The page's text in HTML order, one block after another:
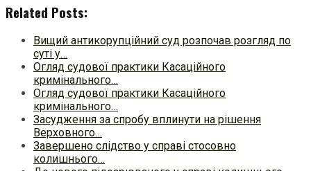
Related Posts:
Вищий антикорупційний суд розпочав розгляд по
суті у…
Огляд судової практики Касаційного
кримінального…
Огляд судової практики Касаційного
кримінального…
Засудження за спробу вплинути на рішення
Верховного…
Завершено слідство у справі стосовно
колишнього…